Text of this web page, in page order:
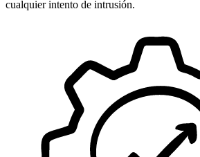
cualquier intento de intrusión.